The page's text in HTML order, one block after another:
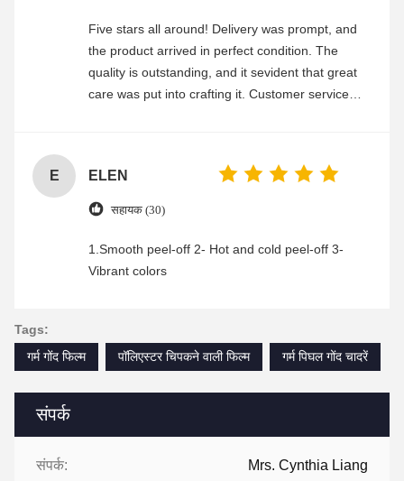
संपर्क
संपर्क: Mrs. Cynthia Liang
Five stars all around! Delivery was prompt, and
the product arrived in perfect condition. The
quality is outstanding, and it sevident that great
care was put into crafting it. Customer service
E ELEN
सहायक (30)
1.Smooth peel-off 2- Hot and cold peel-off 3-
Vibrant colors
Tags:
गर्म गोंद फिल्म
पॉलिएस्टर चिपकने वाली फिल्म गर्म पिघल गोंद चादरें